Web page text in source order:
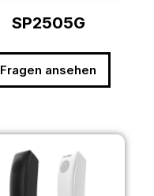
SP2505G
Fragen ansehen